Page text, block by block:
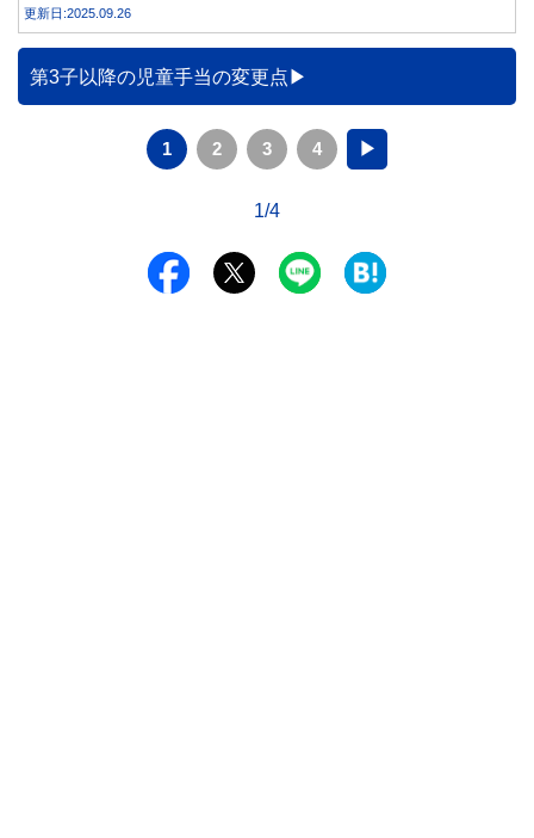
更新日:2025.09.26
第3子以降の児童手当の変更点
1 2 3 4 ▶
1/4